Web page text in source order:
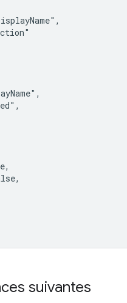
suivantes